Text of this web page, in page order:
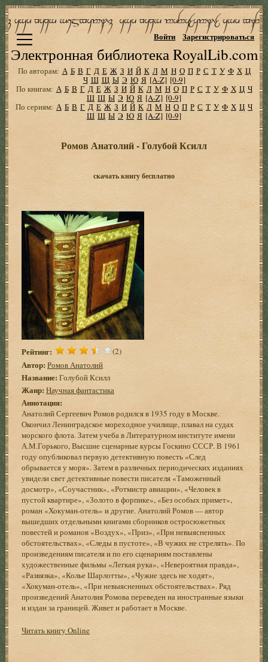
Электронная библиотека RoyalLib.com
Войти Зарегистрироваться
По авторам: А Б В Г Д Е Ж З И Й К Л М Н О П Р С Т У Ф Х Ц
Ч Ш Щ Ы Э Ю Я [A-Z] [0-9]
По книгам: А Б В Г Д Е Ж З И Й К Л М Н О П Р С Т У Ф Х Ц Ч
Ш Щ Ы Э Ю Я [A-Z] [0-9]
По сериям: А Б В Г Д Е Ж З И Й К Л М Н О П Р С Т У Ф Х Ц Ч
Ш Щ Ы Э Ю Я [A-Z] [0-9]
Ромов Анатолий - Голубой Ксилл
скачать книгу бесплатно
Рейтинг: (2)
Автор: Ромов Анатолий
Название: Голубой Ксилл
Жанр: Научная фантастика
Аннотация:
Анатолий Сергеевич Ромов родился в 1935 году в Москве.
Окончил Ленинградское мореходное училище, плавал на судах
морского флота. Затем учеба в Литературном институте имени
А.М.Горького, Высшие сценарные курсы Госкино СССР. В 1961
году опубликовал первую детективную повесть «След
обрывается у моря». Затем в различных периодических изданиях
увидели свет детективные повести писателя «Таможенный
досмотр», «Соучастник», «Ротмистр авиации», «Человек в
пустой квартире», «Золото в форпике», «Без особых примет»,
роман «Хокуман-отель» и другие. Анатолий Ромов — автор
вышедших отдельными книгами сборников остросюжетных
повестей и романов «Воздух», «Приз», «При невыясненных
обстоятельствах», «Следы в пустоте», «В чужих не стрелять». По
произведениям писателя и по его сценариям поставлены
художественные фильмы «Легкая рука», «Невероятная правда»,
«Развязка», «Колье Шарлотты», «Чужие здесь не ходят»,
«Хокуман-отель», «При невыясненных обстоятельствах». Ряд
произведений Анатолия Ромова переведен на иностранные языки
и издан за границей. Живет и работает в Москве.
Читать книгу Online